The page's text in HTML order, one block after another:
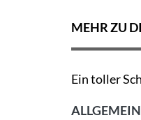
MEHR ZU
Ein toller